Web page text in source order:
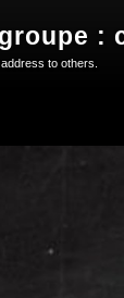
to others.